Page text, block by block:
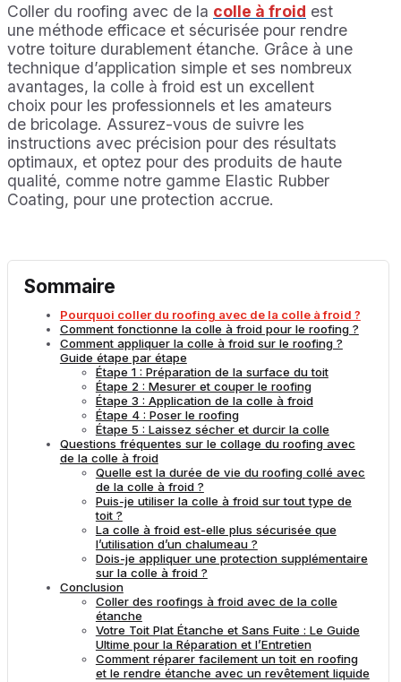
Coller du roofing avec de la colle à froid est
une méthode efficace et sécurisée pour rendre
votre toiture durablement étanche. Grâce à une
technique d’application simple et ses nombreux
avantages, la colle à froid est un excellent
choix pour les professionnels et les amateurs
de bricolage. Assurez-vous de suivre les
instructions avec précision pour des résultats
optimaux, et optez pour des produits de haute
qualité, comme notre gamme Elastic Rubber
Coating, pour une protection accrue.
Sommaire
Pourquoi coller du roofing avec de la colle à froid ?
Comment fonctionne la colle à froid pour le roofing ?
Comment appliquer la colle à froid sur le roofing ?
Guide étape par étape
Étape 1 : Préparation de la surface du toit
Étape 2 : Mesurer et couper le roofing
Étape 3 : Application de la colle à froid
Étape 4 : Poser le roofing
Étape 5 : Laissez sécher et durcir la colle
Questions fréquentes sur le collage du roofing avec
de la colle à froid
Quelle est la durée de vie du roofing collé avec
de la colle à froid ?
Puis-je utiliser la colle à froid sur tout type de
toit ?
La colle à froid est-elle plus sécurisée que
l’utilisation d’un chalumeau ?
Dois-je appliquer une protection supplémentaire
sur la colle à froid ?
Conclusion
Coller des roofings à froid avec de la colle
étanche
Votre Toit Plat Étanche et Sans Fuite : Le Guide
Ultime pour la Réparation et l’Entretien
Comment réparer facilement un toit en roofing
et le rendre étanche avec un revêtement liquide